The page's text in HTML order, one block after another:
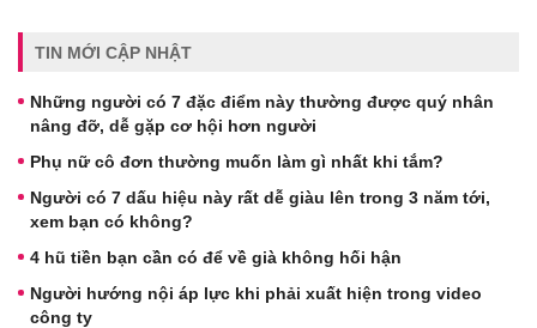
TIN MỚI CẬP NHẬT
Những người có 7 đặc điểm này thường được quý nhân
nâng đỡ, dễ gặp cơ hội hơn người
Phụ nữ cô đơn thường muốn làm gì nhất khi tắm?
Người có 7 dấu hiệu này rất dễ giàu lên trong 3 năm tới,
xem bạn có không?
4 hũ tiền bạn cần có để về già không hối hận
Người hướng nội áp lực khi phải xuất hiện trong video
công ty